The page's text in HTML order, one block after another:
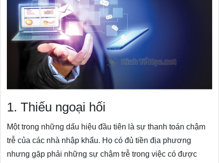
1. Thiếu ngoại hối
Một trong những dấu hiệu đầu tiên là sự thanh toán chậm
trễ của các nhà nhập khẩu. Họ có đủ tiền địa phương
nhưng gặp phải những sự chậm trễ trong việc có được